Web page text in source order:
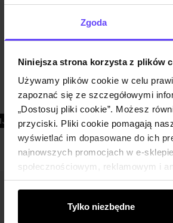
Zgoda
Niniejsza strona korzysta z plików
Używamy plików cookie w celu
zapoznać się ze szczegółowymi
„Dostosuj pliki cookie”. Możesz
przyciski. Pliki cookie pomagają
wyświetlać im dopasowane do ich
najnowszych promocjach w e-
społecznościowym, reklamowym i
od Ciebie lub uzyskanymi podczas
Tylko niezbędne
-30%